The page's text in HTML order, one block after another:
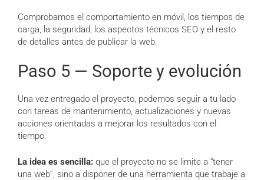
Comprobamos el comportamiento en móvil, los tiempos de
carga, la seguridad, los aspectos técnicos SEO y el resto
de detalles antes de publicar la web.
Paso 5 — Soporte y evolución
Una vez entregado el proyecto, podemos seguir a tu lado
con tareas de mantenimiento, actualizaciones y nuevas
acciones orientadas a mejorar los resultados con el
tiempo.
La idea es sencilla: que el proyecto no se limite a “tener
una web”, sino a disponer de una herramienta que trabaje a